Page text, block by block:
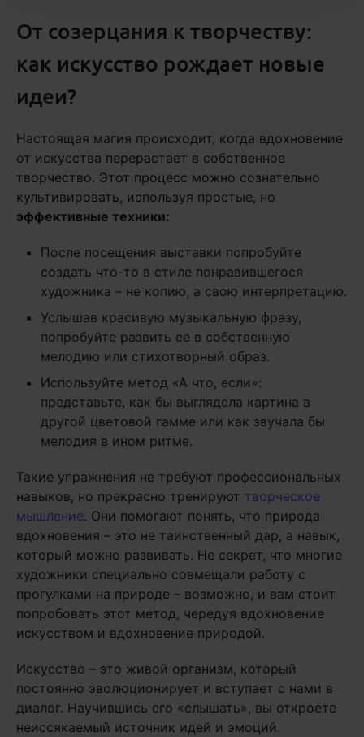
От созерцания к творчеству:
как искусство рождает новые
идеи?
Настоящая магия происходит, когда вдохновение
от искусства перерастает в собственное
творчество. Этот процесс можно сознательно
культивировать, используя простые, но
эффективные техники:
После посещения выставки попробуйте
создать что-то в стиле понравившегося
художника – не копию, а свою интерпретацию.
Услышав красивую музыкальную фразу,
попробуйте развить ее в собственную
мелодию или стихотворный образ.
Используйте метод «А что, если»:
представьте, как бы выглядела картина в
другой цветовой гамме или как звучала бы
мелодия в ином ритме.
Такие упражнения не требуют профессиональных
навыков, но прекрасно тренируют творческое
мышление. Они помогают понять, что природа
вдохновения – это не таинственный дар, а навык,
который можно развивать. Не секрет, что многие
художники специально совмещали работу с
прогулками на природе – возможно, и вам стоит
попробовать этот метод, чередуя вдохновение
искусством и вдохновение природой.
Искусство – это живой организм, который
постоянно эволюционирует и вступает с нами в
диалог. Научившись его «слышать», вы откроете
неиссякаемый источник идей и эмоций.